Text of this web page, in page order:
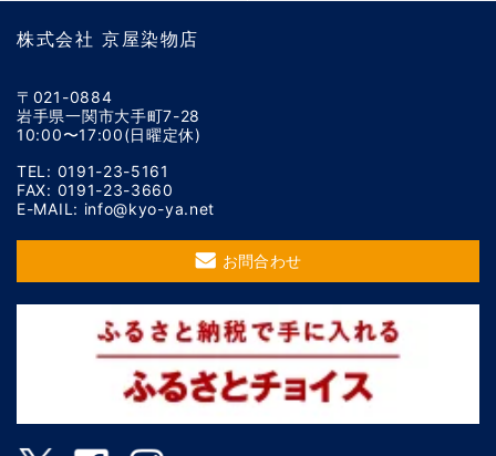
株式会社 京屋染物店
〒021-0884
岩手県一関市大手町7-28
10:00〜17:00(日曜定休)
TEL: 0191-23-5161
FAX: 0191-23-3660
E-MAIL: info@kyo-ya.net
お問合わせ